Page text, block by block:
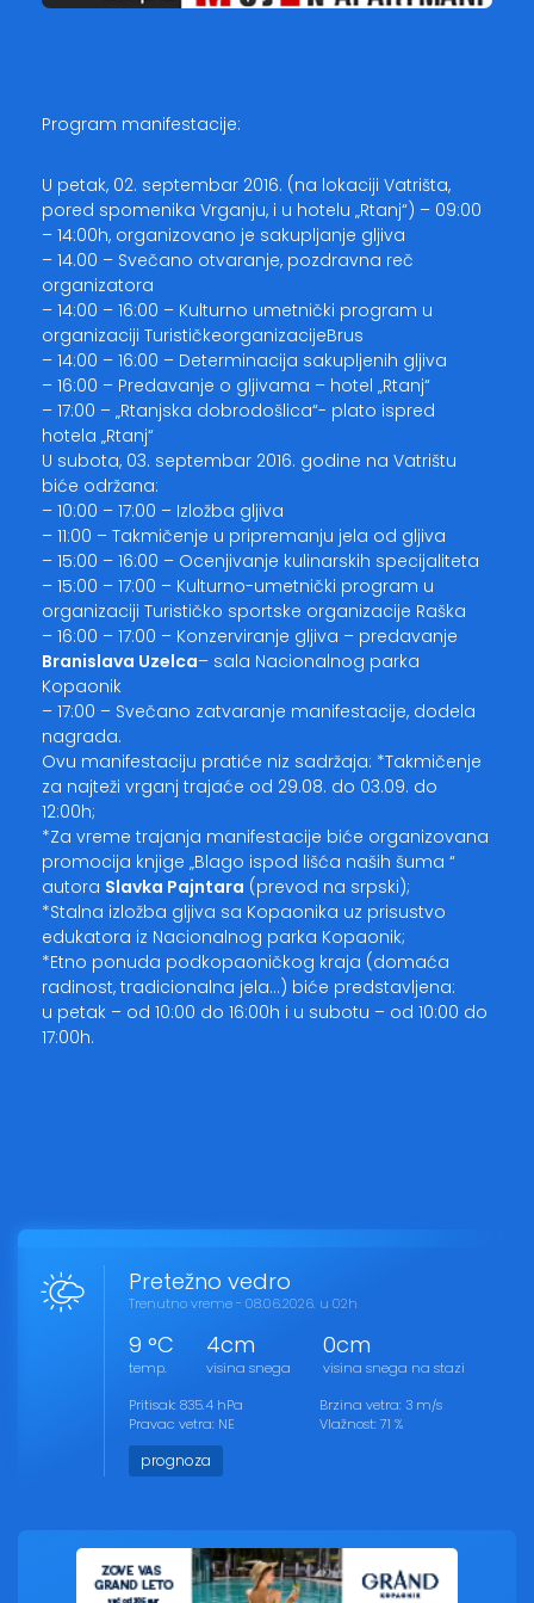
Program manifestacije:
U petak, 02. septembar 2016. (na lokaciji Vatrišta,
pored spomenika Vrganju, i u hotelu „Rtanj“) – 09:00
– 14:00h, organizovano je sakupljanje gljiva
– 14.00 – Svečano otvaranje, pozdravna reč
organizatora
– 14:00 – 16:00 – Kulturno umetnički program u
organizaciji TurističkeorganizacijeBrus
– 14:00 – 16:00 – Determinacija sakupljenih gljiva
– 16:00 – Predavanje o gljivama – hotel „Rtanj“
– 17:00 – „Rtanjska dobrodošlica“- plato ispred
hotela „Rtanj“
U subota, 03. septembar 2016. godine na Vatrištu
biće održana:
– 10:00 – 17:00 – Izložba gljiva
– 11:00 – Takmičenje u pripremanju jela od gljiva
– 15:00 – 16:00 – Ocenjivanje kulinarskih specijaliteta
– 15:00 – 17:00 – Kulturno-umetnički program u
organizaciji Turističko sportske organizacije Raška
– 16:00 – 17:00 – Konzerviranje gljiva – predavanje
Branislava Uzelca– sala Nacionalnog parka
Kopaonik
– 17:00 – Svečano zatvaranje manifestacije, dodela
nagrada.
Ovu manifestaciju pratiće niz sadržaja: *Takmičenje
za najteži vrganj trajaće od 29.08. do 03.09. do
12:00h;
*Za vreme trajanja manifestacije biće organizovana
promocija knjige „Blago ispod lišća naših šuma “
autora Slavka Pajntara (prevod na srpski);
*Stalna izložba gljiva sa Kopaonika uz prisustvo
edukatora iz Nacionalnog parka Kopaonik;
*Etno ponuda podkopaoničkog kraja (domaća
radinost, tradicionalna jela…) biće predstavljena:
u petak – od 10:00 do 16:00h i u subotu – od 10:00 do
17:00h.
Pretežno vedro
Trenutno vreme - 08.06.2026. u 02h
9 °C
temp.
4cm
visina snega
0cm
visina snega na stazi
Pritisak: 835.4 hPa
Pravac vetra: NE
Brzina vetra: 3 m/s
Vlažnost: 71 %
prognoza